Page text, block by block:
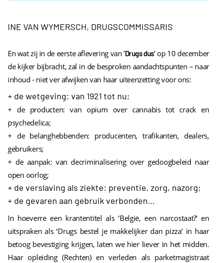
INE VAN WYMERSCH, DRUGSCOMMISSARIS
En wat zij in de eerste aflevering van ‘Drugs dus’ op 10 december
de kijker bijbracht, zal in de besproken aandachtspunten – naar
inhoud - niet ver afwijken van haar uiteenzetting voor ons:
+ de wetgeving: van 1921 tot nu;
+ de producten: van opium over cannabis tot crack en
psychedelica;
+ de belanghebbenden: producenten, trafikanten, dealers,
gebruikers;
+ de aanpak: van decriminalisering over gedoogbeleid naar
open oorlog;
+ de verslaving als ziekte: preventie, zorg, nazorg;
+ de gevaren aan gebruik verbonden…
In hoeverre een krantentitel als ‘België, een narcostaat?’ en
uitspraken als ‘Drugs bestel je makkelijker dan pizza’ in haar
betoog bevestiging krijgen, laten we hier liever in het midden.
Haar opleiding (Rechten) en verleden als parketmagistraat